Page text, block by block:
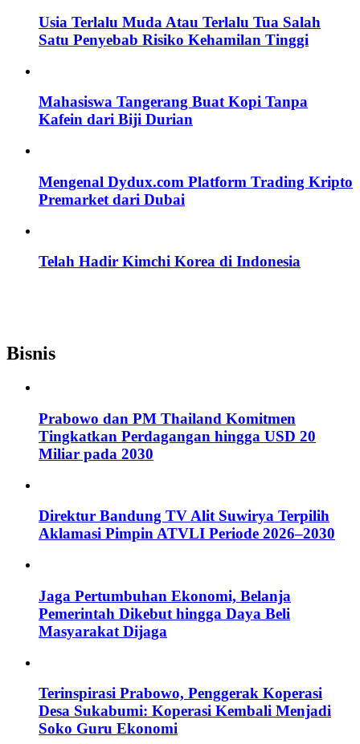
Usia Terlalu Muda Atau Terlalu Tua Salah
Satu Penyebab Risiko Kehamilan Tinggi
Mahasiswa Tangerang Buat Kopi Tanpa
Kafein dari Biji Durian
Mengenal Dydux.com Platform Trading Kripto
Premarket dari Dubai
Telah Hadir Kimchi Korea di Indonesia
Bisnis
Prabowo dan PM Thailand Komitmen
Tingkatkan Perdagangan hingga USD 20
Miliar pada 2030
Direktur Bandung TV Alit Suwirya Terpilih
Aklamasi Pimpin ATVLI Periode 2026–2030
Jaga Pertumbuhan Ekonomi, Belanja
Pemerintah Dikebut hingga Daya Beli
Masyarakat Dijaga
Terinspirasi Prabowo, Penggerak Koperasi
Desa Sukabumi: Koperasi Kembali Menjadi
Soko Guru Ekonomi